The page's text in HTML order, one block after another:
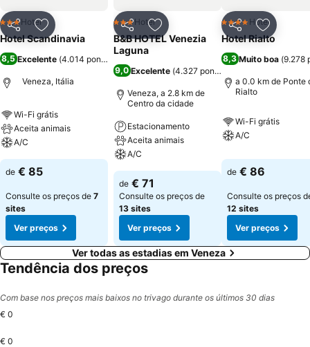
Marcos, onde fica o Palácio Ducal e a basílica que recebe o mesmo
nome, é de aproximadamente cinco minutos.
PartilharAdicionar aos favoritos
3 Estrelas
Hotel
Hotel Scandinavia
8,5 Excelente (4.014 pontuações
Veneza, Itália
Wi-Fi grátis
Aceita animais
A/C
de € 85
Consulte os preços de 7
sites
Ver preços
PartilharAdicionar aos favoritos
3 Estrelas
Hotel
B&B HOTEL Venezia
Laguna
9,0Excelente (4.327 pontuações
Veneza, a 2.8 km de
Centro da cidade
Estacionamento
Aceita animais
A/C
de € 71
Consulte os preços de
13 sites
Ver preços
Partilhar
4 EstrelasHotel
Hotel Rialto
8,3 Muito boa (9.278
a 0.0 km de Ponte
Rialto
Wi-Fi grátis
A/C
de € 86
Consulte os preços
12 sites
Ver preços
Ver todas as estadias em Veneza
Tendência dos preços
Com base nos preços mais baixos no trivago durante os últimos 30 dias
€ 0
€ 0